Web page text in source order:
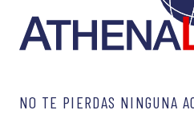
NO TE PIERDAS NINGUNA